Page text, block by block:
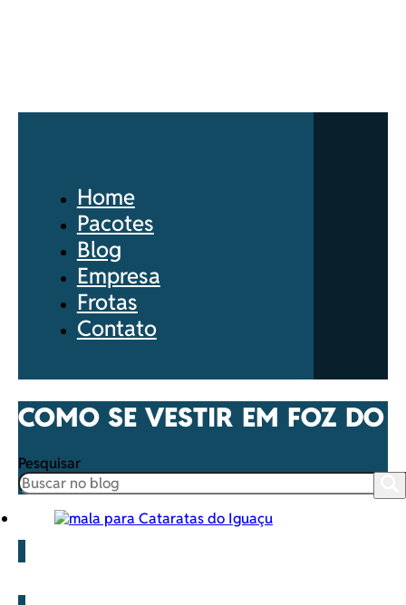
Home
Pacotes
Blog
Empresa
Frotas
Contato
COMO SE VESTIR EM FOZ DO
Pesquisar